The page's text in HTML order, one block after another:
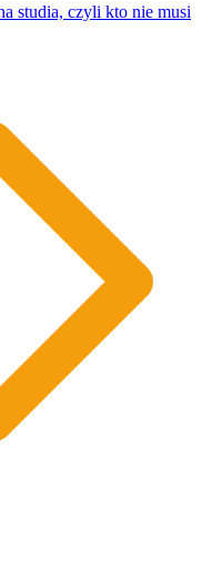
studia, czyli kto nie musi